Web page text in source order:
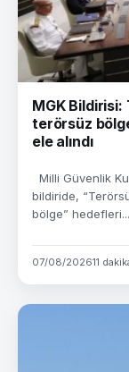
MGK
terörsüz
ele alındı
Milli Güvenlik
bildiride,
bölge” hedefleri...
07/08/202611